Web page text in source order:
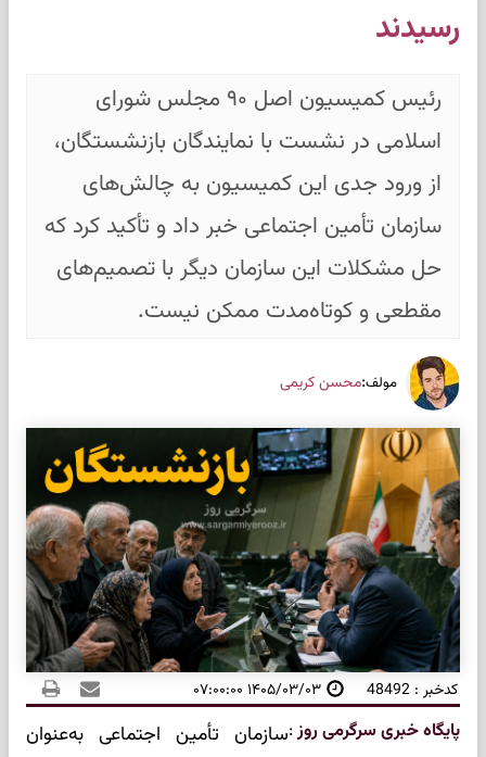
رسیدند
رئیس کمیسیون اصل ۹۰ مجلس شورای
اسلامی در نشست با نمایندگان بازنشستگان،
از ورود جدی این کمیسیون به چالش‌های
سازمان تأمین اجتماعی خبر داد و تأکید کرد که
حل مشکلات این سازمان دیگر با تصمیم‌های
مقطعی و کوتاه‌مدت ممکن نیست.
مولف:محسن کریمی
کدخبر : 48492 ۱۴۰۵/۰۳/۰۳ ۰۷:۰۰:۰۰
پایگاه خبری سرگرمی روز:سازمان تأمین اجتماعی به‌عنوان